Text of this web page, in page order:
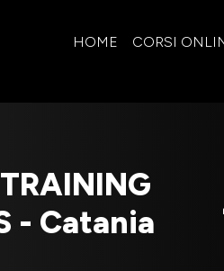
HOME CORSI
- Catania